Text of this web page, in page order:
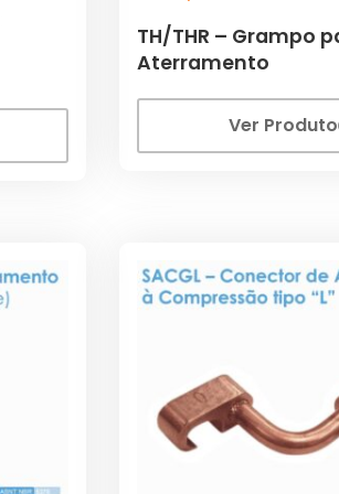
TH/THR – Grampo
Aterramento
Ver Produto